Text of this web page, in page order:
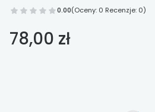
0.00(Oceny: 0 Recenzje: 0)
Cena
78,00 zł